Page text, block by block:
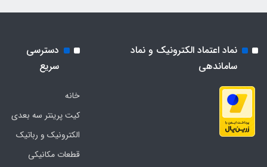
نماد اعتماد الکترونیک و نماد
ساماندهی
دسترسی
سریع
خانه
کیت پرینتر سه بعدی
الکترونیک و رباتیک
قطعات مکانیکی